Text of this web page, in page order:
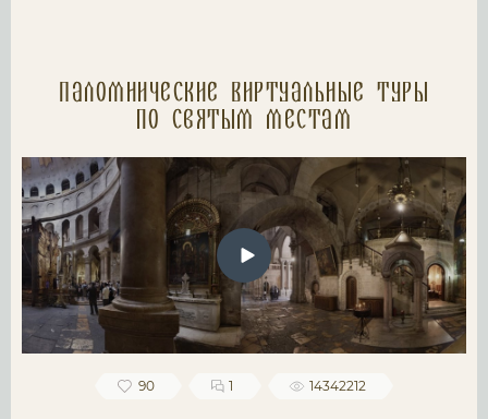
Паломнические Виртуальные туры
по святым местам
90 1 14342212